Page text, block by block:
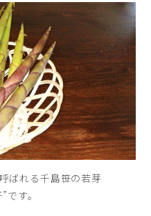
ばれる千島笹の若芽
す。